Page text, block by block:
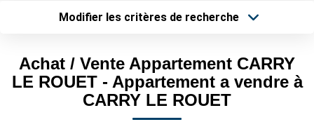
- Biens D'investissement
Déposez Votre Recherche D'achat
Modifier les critères de recherche
Sélectionnez...
Type de bien
Achat / Vente Appartement CARRY
LE ROUET - Appartement a vendre à
CARRY LE ROUET